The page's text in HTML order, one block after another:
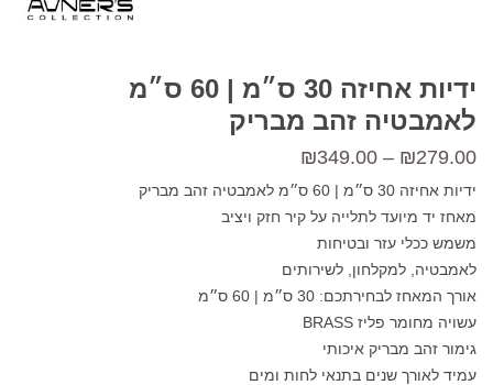
ידיות אחיזה 30 ס״מ | 60 ס״מ
לאמבטיה זהב מבריק
₪279.00
–
₪349.00
מחירים:
ידיות אחיזה 30 ס״מ | 60 ס״מ לאמבטיה זהב מבריק
מאחז יד מיועד לתלייה על קיר חזק ויציב
משמש ככלי עזר ובטיחות
לאמבטיה, למקלחון, לשירותים
אורך המאחז לבחירתכם: 30 ס״מ | 60 ס״מ
עשויה מחומר פליז BRASS
גימור זהב מבריק איכותי
עמיד לאורך שנים בתנאי לחות ומים